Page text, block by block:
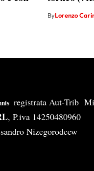
ByLorenzo
registrata Aut-Trib
, P.iva 14250480960
Nizegorodcew